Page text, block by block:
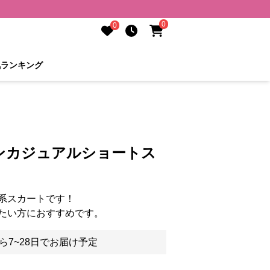
0 0
ンキング
ジュアルショートス
スカートです！
い方におすすめです。
7~28日でお届け予定